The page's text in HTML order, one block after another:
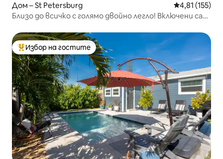
Дом – St Petersburg Средна
4,81 (155)
Близо до всичко с голямо двойно легло! Включени са
Най-популярен избор на гостите
Избор на гостите